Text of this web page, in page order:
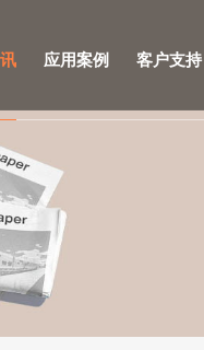
应用案例 客户支持